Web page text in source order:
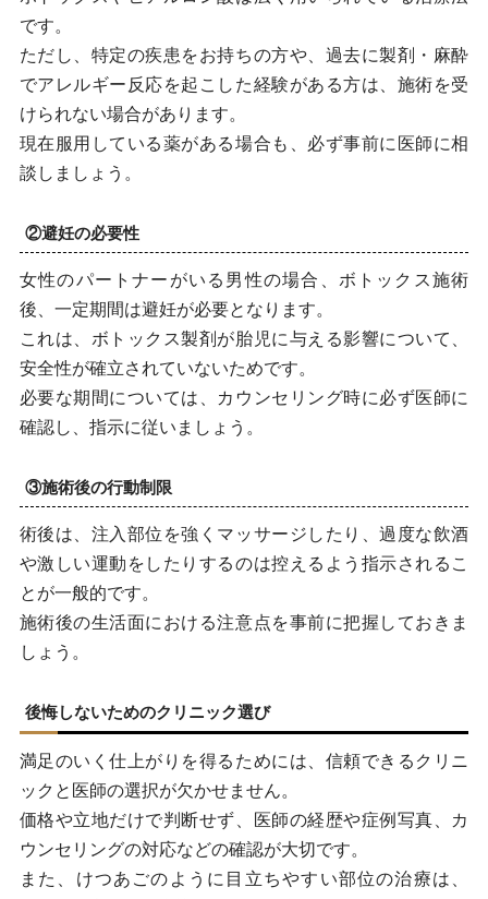
です。
ただし、特定の疾患をお持ちの方や、過去に製剤・麻酔
でアレルギー反応を起こした経験がある方は、施術を受
けられない場合があります。
現在服用している薬がある場合も、必ず事前に医師に相
談しましょう。
②避妊の必要性
女性のパートナーがいる男性の場合、ボトックス施術
後、一定期間は避妊が必要となります。
これは、ボトックス製剤が胎児に与える影響について、
安全性が確立されていないためです。
必要な期間については、カウンセリング時に必ず医師に
確認し、指示に従いましょう。
③施術後の行動制限
術後は、注入部位を強くマッサージしたり、過度な飲酒
や激しい運動をしたりするのは控えるよう指示されるこ
とが一般的です。
施術後の生活面における注意点を事前に把握しておきま
しょう。
後悔しないためのクリニック選び
満足のいく仕上がりを得るためには、信頼できるクリニ
ックと医師の選択が欠かせません。
価格や立地だけで判断せず、医師の経歴や症例写真、カ
ウンセリングの対応などの確認が大切です。
また、けつあごのように目立ちやすい部位の治療は、